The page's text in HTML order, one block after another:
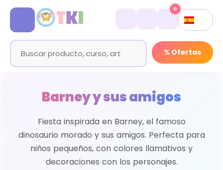
% Ofertas
0
Barney y sus amigos
Fiesta inspirada en Barney, el famoso
dinosaurio morado y sus amigos. Perfecta para
niños pequeños, con colores llamativos y
decoraciones con los personajes.